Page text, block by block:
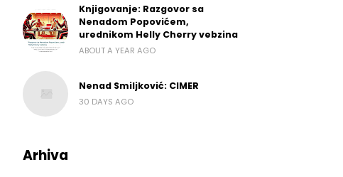
Knjigovanje: Razgovor sa
Nenadom Popovićem,
urednikom Helly Cherry vebzina
ABOUT A YEAR AGO
Nenad Smiljković: CIMER
30 DAYS AGO
Arhiva